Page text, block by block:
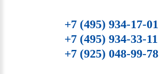
+7 (495) 934-17-01
+7 (495) 934-33-11
+7 (925) 048-99-78